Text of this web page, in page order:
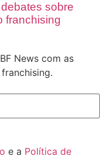
sobre
franchising
News com as
e a Política de